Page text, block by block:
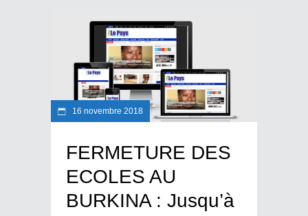
16 novembre 2018
FERMETURE DES
ECOLES AU
BURKINA : Jusqu’à